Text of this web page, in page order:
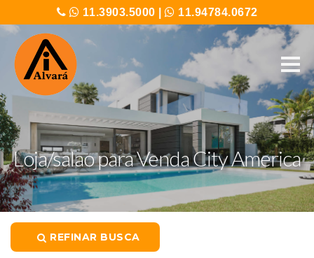
11.3903.5000 11.94784.0672
Loja/salao para Venda City America
REFINAR BUSCA